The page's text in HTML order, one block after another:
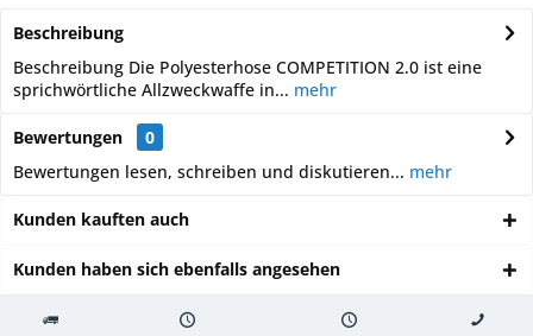
Beschreibung
Beschreibung Die Polyesterhose COMPETITION 2.0 ist eine
sprichwörtliche Allzweckwaffe in... mehr
Bewertungen
0
Bewertungen lesen, schreiben und diskutieren... mehr
Kunden kauften auch
Kunden haben sich ebenfalls angesehen